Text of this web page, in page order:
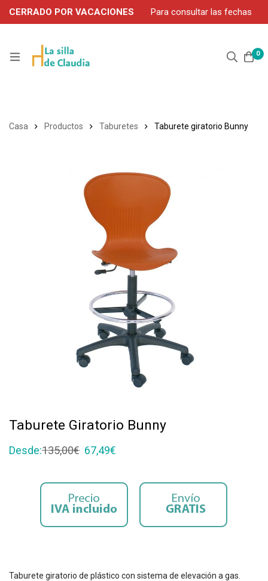
CERRADO POR VACACIONES
Para consultar las fechas
de servicio durante agosto, contacte por WhatsApp: 663 302
0
Casa Productos Taburetes Taburete giratorio Bunny
Taburete Giratorio Bunny
Desde:135,00€ 67,49€
Taburete giratorio de plástico con sistema de elevación a gas.